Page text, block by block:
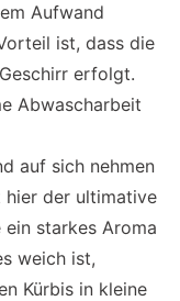
Aufwand
ist, dass die
erfolgt.
Abwascharbeit
auf sich nehmen
hier der ultimative
ein starkes Aroma
weich ist,
Kürbis in kleine